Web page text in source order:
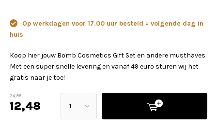
Op werkdagen voor 17.00 uur besteld = volgende dag in
huis
Koop hier jouw Bomb Cosmetics Gift Set en andere musthaves.
Met een super snelle levering en vanaf 49 euro sturen wij het
gratis naar je toe!
24,95
12,48